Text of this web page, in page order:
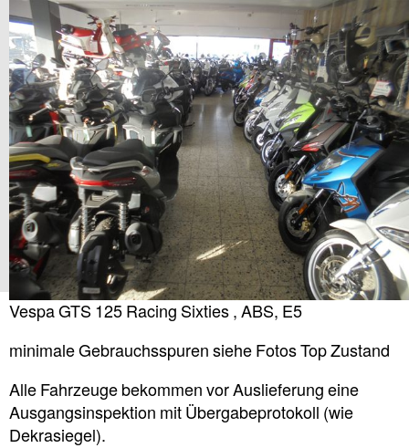
Vespa GTS 125 Racing Sixties , ABS, E5
minimale Gebrauchsspuren siehe Fotos Top Zustand
Alle Fahrzeuge bekommen vor Auslieferung eine
Ausgangsinspektion mit Übergabeprotokoll (wie
Dekrasiegel).